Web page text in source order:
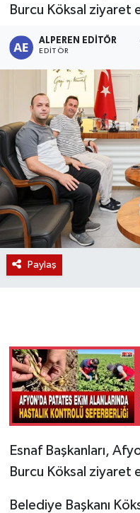
Burcu Köksal ziyaret
ALPEREN EDITÖR
EDITÖR
Paylaş
Esnaf Başkanları,
Burcu Köksal ziyaret
Belediye Başkanı
Sivil Toplum
Ekonomi
Magazin
Etkinlikler